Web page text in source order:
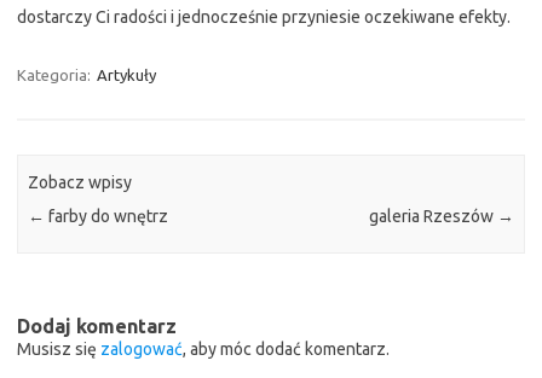
dostarczy Ci radości i jednocześnie przyniesie oczekiwane efekty.
Kategoria: Artykuły
Zobacz wpisy
← farby do wnętrz galeria Rzeszów →
Dodaj komentarz
Musisz się zalogować, aby móc dodać komentarz.